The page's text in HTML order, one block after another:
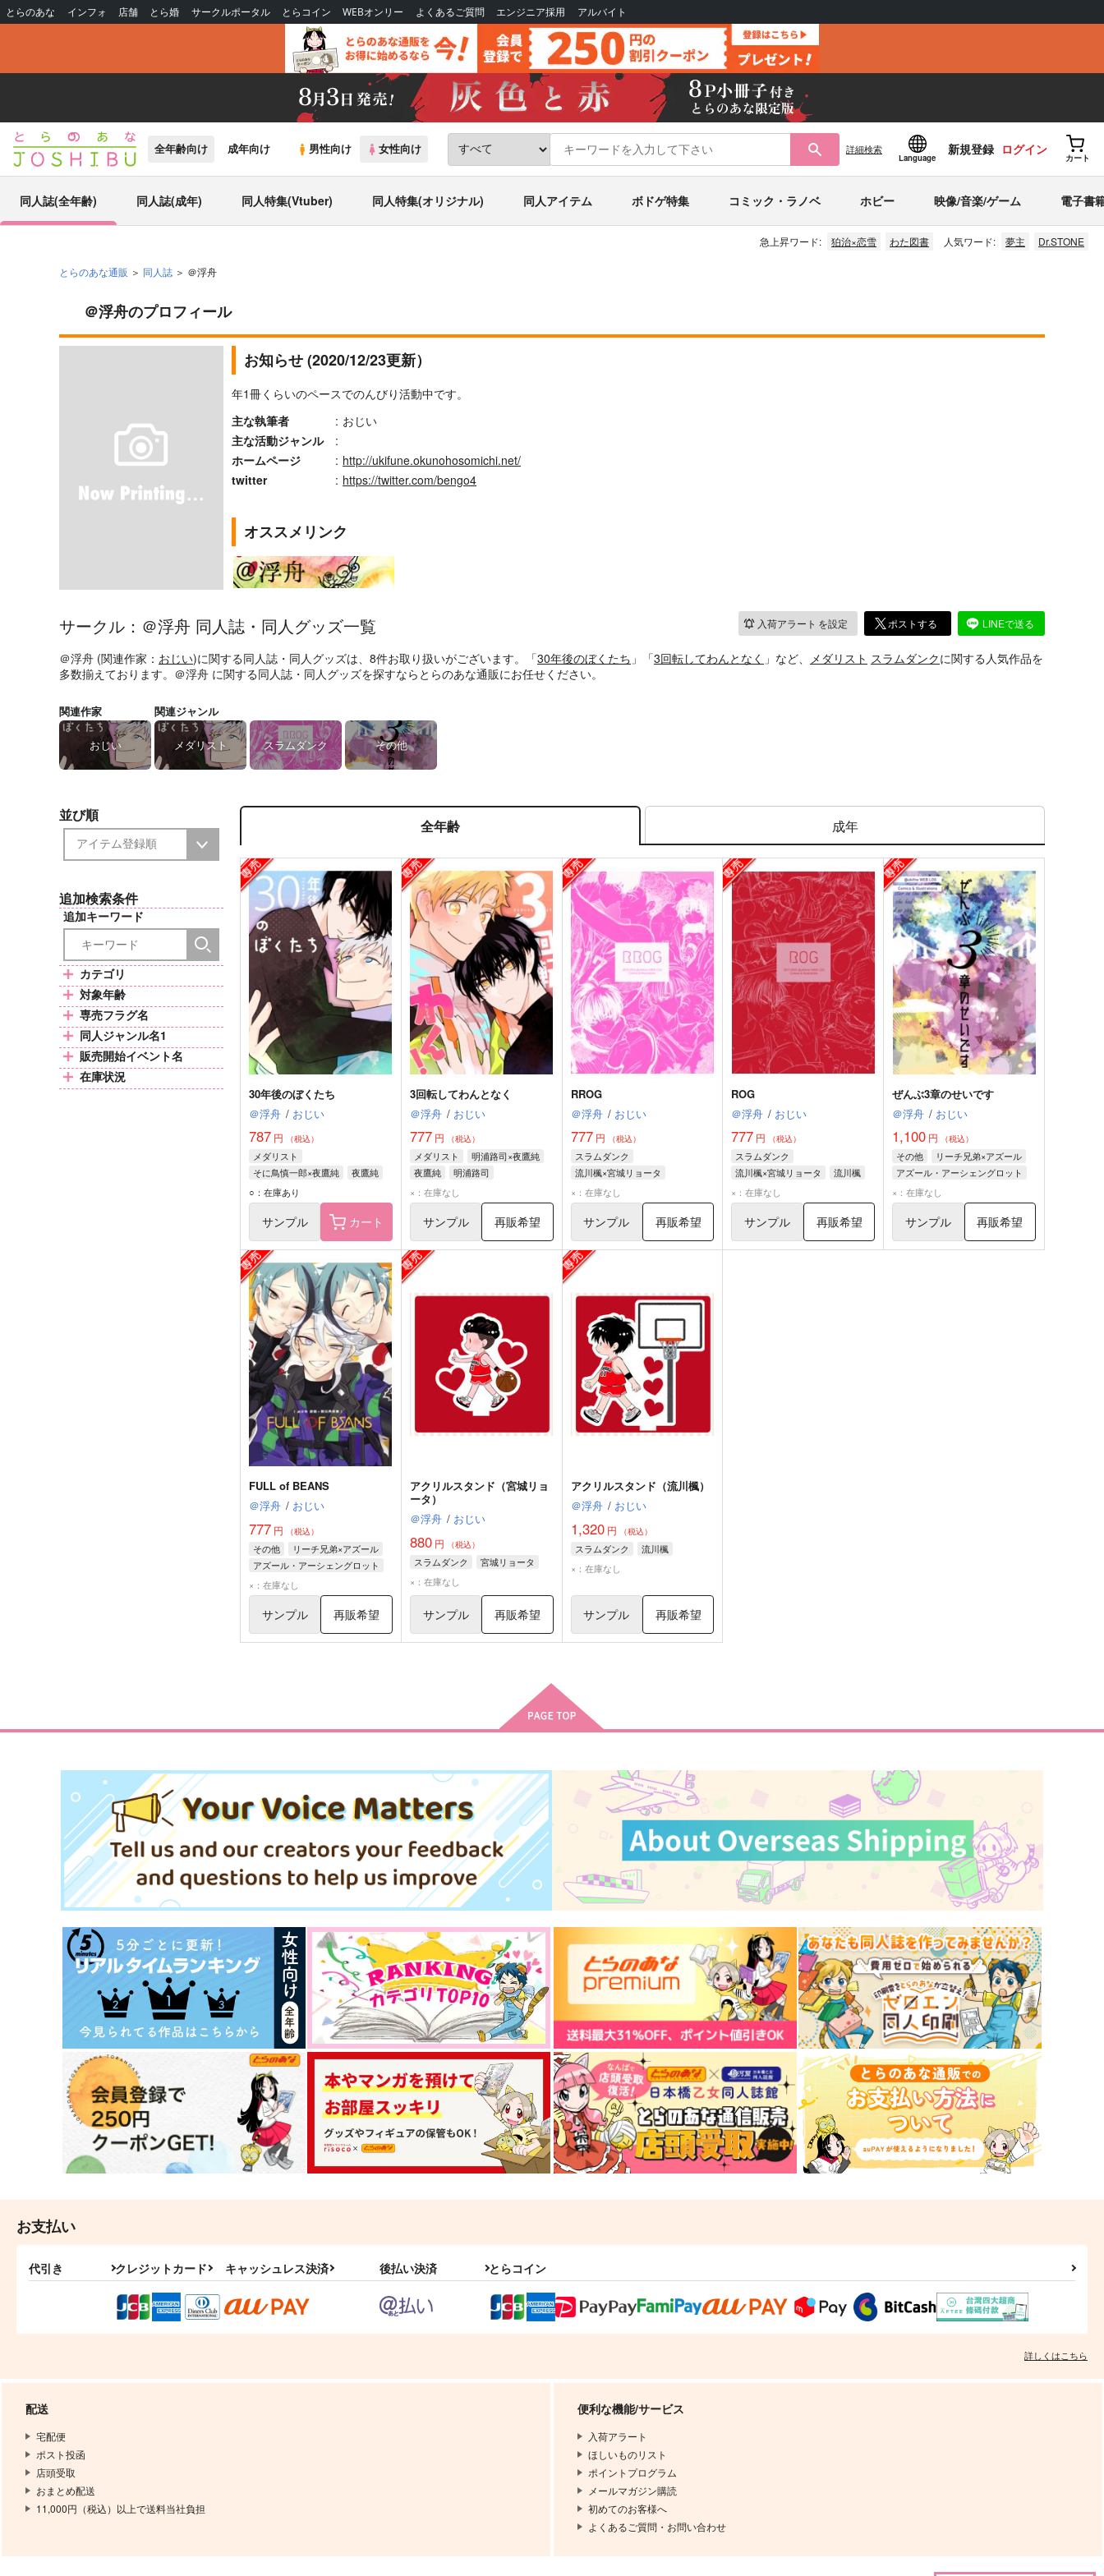
とらのあな インフォ 店舗 とら婚 サークルポータル とらコイン WEBオンリー よくあるご質問 エンジニア採用 アルバイト
全年齢向け 成年向け 男性向け 女性向け 詳細検索
Language
新規登録 ログイン
カート
同人誌(全年齢) 同人誌(成年) 同人特集(Vtuber) 同人特集(オリジナル) 同人アイテム ボドゲ特集 コミック・ラノベ ホビー 映像/音楽/ゲーム 電子書
急上昇ワード: 狛治×恋雪 わた図書 人気ワード: 夢主 Dr.STONE
とらのあな通販 同人誌 ＠浮舟
＠浮舟のプロフィール
お知らせ (2020/12/23更新）
年1冊くらいのペースでのんびり活動中です。
主な執筆者
: おじい
主な活動ジャンル
:
ホームページ
: http://ukifune.okunohosomichi.net/
twitter
: https://twitter.com/bengo4
オススメリンク
入荷アラート を設定 ポストする LINEで送る
サークル：＠浮舟 同人誌・同人グッズ一覧
＠浮舟 (関連作家： おじい)に関する同人誌・同人グッズは、8件お取り扱いがございます。「30年後のぼくたち 」「3回転してわんとなく 」など、 メダリスト スラムダンクに関する人気作品を
多数揃えております。＠浮舟 に関する同人誌・同人グッズを探すならとらのあな通販にお任せください。
関連作家
おじい
関連ジャンル
メダリスト スラムダンク その他
並び順
追加検索条件
追加キーワード
カテゴリ
対象年齢
専売フラグ名
同人ジャンル名1
販売開始イベント名
在庫状況
全年齢 成年
30年後のぼくたち
＠浮舟 / おじい
787 円 （税込）
メダリスト
そに鳥慎一郎×夜鷹純
夜鷹純
そに鳥慎一郎
○：在庫あり
サンプル カート
3回転してわんとなく
＠浮舟 / おじい
777円 （税込）
メダリスト
明浦路司×夜鷹純
夜鷹純
明浦路司
×：在庫なし
サンプル 再販希望
RROG
＠浮舟 / おじい
777円 （税込）
スラムダンク
流川楓×宮城リョータ
宮城リョータ
×：在庫なし
サンプル 再販希望
ROG
＠浮舟 / おじい
777 円 （税込）
スラムダンク
流川楓×宮城リョータ
流川楓
宮城リョータ
×：在庫なし
サンプル 再販希望
ぜんぶ3章のせいです
＠浮舟 / おじい
1,100 円 （税込）
その他
リーチ兄弟×アズール
アズール・アーシェングロット
ジェイド・リーチ
フロイド・リーチ
×：在庫なし
サンプル 再販希望
FULL of BEANS
＠浮舟 / おじい
777 円 （税込）
その他
リーチ兄弟×アズール
アズール・アーシェングロット
ジェイド・リーチ
フロイド・リーチ
×：在庫なし
サンプル 再販希望
アクリルスタンド（宮城リョ
ータ）
＠浮舟 / おじい
880円 （税込）
スラムダンク
宮城リョータ
×：在庫なし
サンプル 再販希望
アクリルスタンド（流川楓）
＠浮舟 / おじい
1,320円 （税込）
スラムダンク
流川楓
×：在庫なし
サンプル 再販希望
お支払い
代引き クレジットカード キャッシュレス決済 後払い決済 とらコイン
詳しくはこちら
配送
宅配便
ポスト投函
店頭受取
おまとめ配送
11,000円（税込）以上で送料当社負担
便利な機能/サービス
入荷アラート
ほしいものリスト
ポイントプログラム
メールマガジン購読
初めてのお客様へ
よくあるご質問・お問い合わせ